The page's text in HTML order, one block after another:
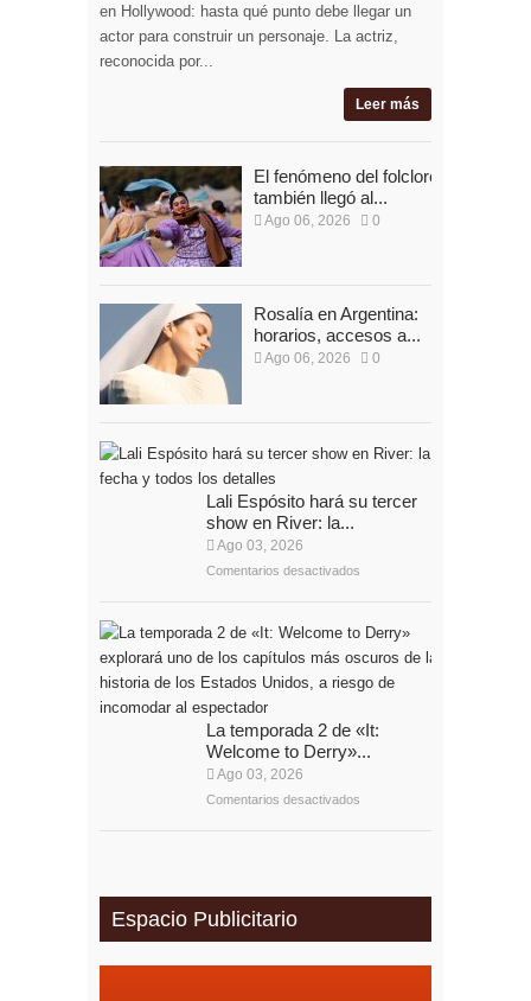
en Hollywood: hasta qué punto debe llegar un
actor para construir un personaje. La actriz,
reconocida por...
Leer más
El fenómeno del folclore
también llegó al...
Ago 06, 2026 0
Rosalía en Argentina:
horarios, accesos a...
Ago 06, 2026 0
Lali Espósito hará su tercer
show en River: la...
Ago 03, 2026
Comentarios desactivados
La temporada 2 de «It:
Welcome to Derry»...
Ago 03, 2026
Comentarios desactivados
Espacio Publicitario